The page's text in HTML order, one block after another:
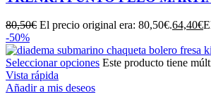
80,50€ El precio original era: 80,50€.64,40€
-50%
Seleccionar opciones Este producto tiene
Vista rápida
Añadir a mis deseos